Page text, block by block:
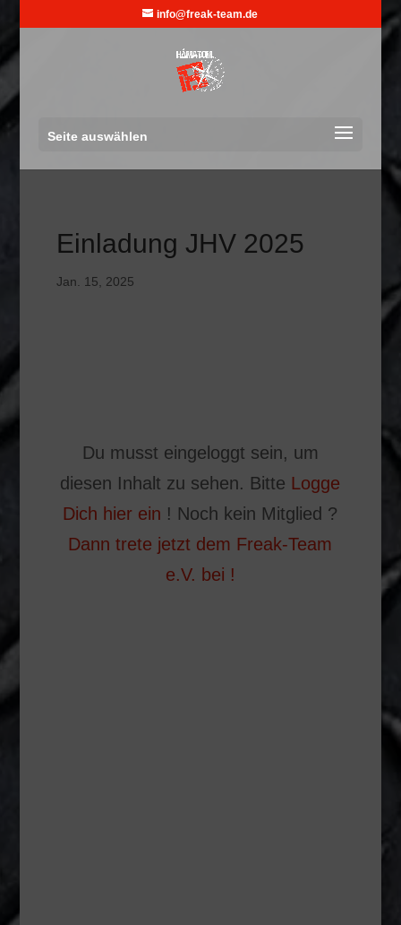
info@freak-team.de
Seite auswählen
Einladung JHV 2025
Jan. 15, 2025
Du musst eingeloggt sein, um
diesen Inhalt zu sehen. Bitte Logge
Dich hier ein ! Noch kein Mitglied ?
Dann trete jetzt dem Freak-Team
e.V. bei !